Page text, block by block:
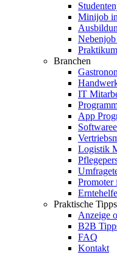
Minijob
Branchen
IT
App
Logistik
Promoter
Praktische
Anzeige
B2B
FAQ
Kontakt